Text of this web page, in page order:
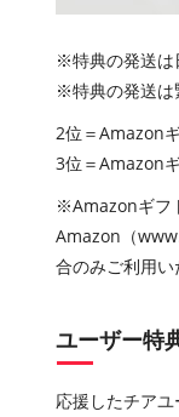
※特典の発送は
※特典の発送は
2位＝Amazon
3位＝Amazon
※Amazonギフ
Amazon（
合のみご利用い
ユーザー特
応援したチア